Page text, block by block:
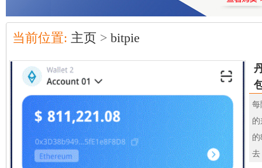
当前位置: 主页 > bitpie
每
去